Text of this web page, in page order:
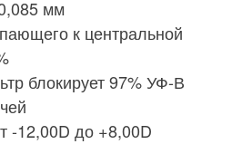
мм
к центральной
блокирует 97% УФ-В
От -12,00D до +8,00D